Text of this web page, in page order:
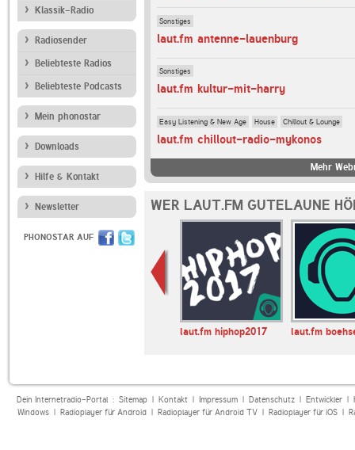
Klassik-Radio
Radiosender
Beliebteste Radios
Beliebteste Podcasts
Mein phonostar
Downloads
Hilfe & Kontakt
Newsletter
PHONOSTAR AUF
Sonstiges
laut.fm antenne-lauenburg
Sonstiges
laut.fm kultur-mit-harry
Easy Listening & New Age House Chillout & Lounge
laut.fm chillout-radio-mykonos
Mehr
WER LAUT.FM GUTELAUNE
laut.fm hiphop2017 laut.fm
Dein Internetradio-Portal : Sitemap| Kontakt| Impressum| Datenschutz| Entwickler|
Windows| Radioplayer für Android| Radioplayer für Android TV| Radioplayer für iOS|